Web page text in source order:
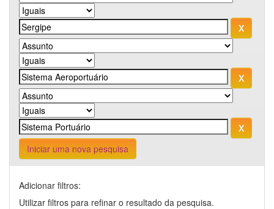
Iniciar uma nova pesquisa
Adicionar filtros:
Utilizar filtros para refinar o resultado da pesquisa.